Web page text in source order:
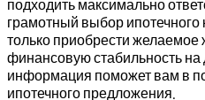
подходить максимально
грамотный выбор ипотечного
только приобрести желаемое
финансовую стабильность
информация поможет вам в
ипотечного предложения.